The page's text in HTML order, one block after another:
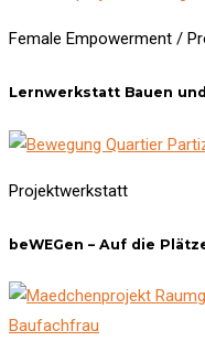
Female Empowerment /
Lernwerkstatt Bauen
Projektwerkstatt
beWEGen – Auf die